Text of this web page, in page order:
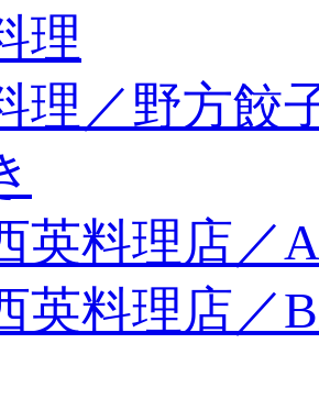
理
理／野方餃
英料理店／
英料理店／